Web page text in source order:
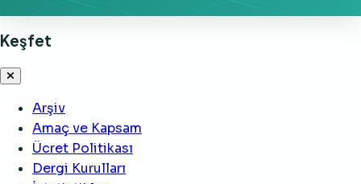
Keşfet
Arşiv
Amaç ve Kapsam
Ücret Politikası
Dergi Kurulları